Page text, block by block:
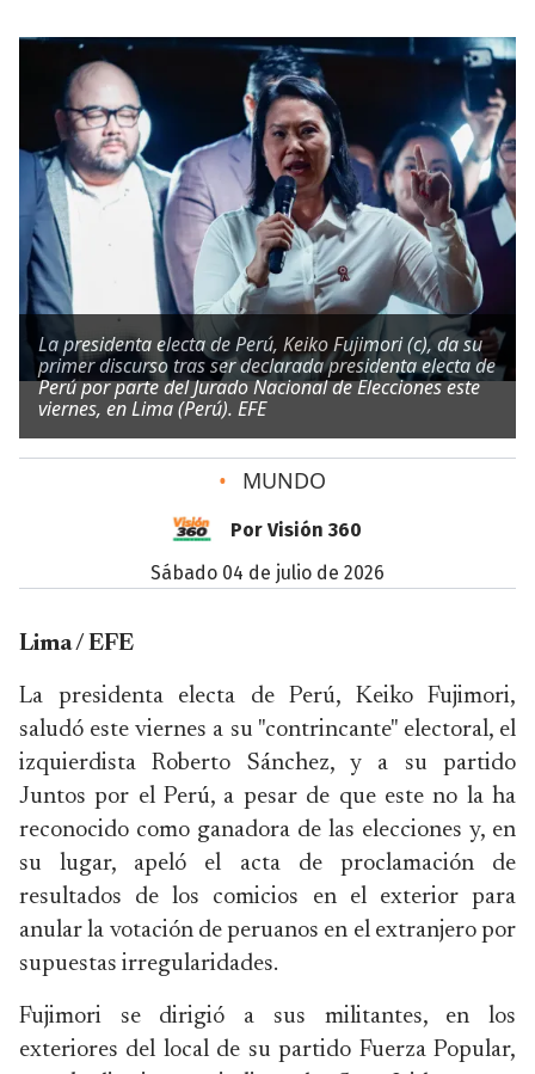
La presidenta electa de Perú, Keiko Fujimori (c), da su
primer discurso tras ser declarada presidenta electa de
Perú por parte del Jurado Nacional de Elecciones este
viernes, en Lima (Perú). EFE
• MUNDO
Por Visión 360
sábado 04 de julio de 2026
Lima / EFE
La presidenta electa de Perú, Keiko Fujimori,
saludó este viernes a su "contrincante" electoral, el
izquierdista Roberto Sánchez, y a su partido
Juntos por el Perú, a pesar de que este no la ha
reconocido como ganadora de las elecciones y, en
su lugar, apeló el acta de proclamación de
resultados de los comicios en el exterior para
anular la votación de peruanos en el extranjero por
supuestas irregularidades.
Fujimori se dirigió a sus militantes, en los
exteriores del local de su partido Fuerza Popular,